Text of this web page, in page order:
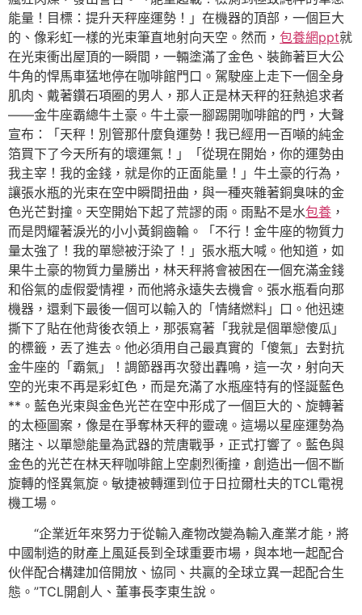
能量！目標：提升天秤座運勢！」在機器的頂部，一個巨大
的、像彩虹一樣的光束筆直地射向天空。然而， 包養網ppt就
在光束衝出屋頂的一瞬間，一輛塗滿了金色、裝飾著巨大公
牛角的悍馬車猛地停在咖啡館門口。駕駛座上走下一個全身
肌肉、戴著鑽石項圈的男人，那人正是林天秤的狂熱追求者
——金牛座霸總牛土豪。牛土豪一腳踢開咖啡館的門，大聲
宣布：「天秤！別管那什麼負運勢！我已經用一百噸的純金
箔買下了今天所有的壞運氣！」「從現在開始，你的運勢由
我主宰！我的金錢，就是你的正面能量！」牛土豪的行為，
讓張水瓶的光束在空中瞬間扭曲，與一種夾雜著銅臭味的金
色光芒對撞。天空開始下起了荒謬的雨。雨點不是水包養 ，
而是閃耀著淚光的小小黃銅齒輪。「不行！金牛座的物質力
量太強了！我的單戀被汙染了！」張水瓶大喊。他知道，如
果牛土豪的物質力量勝出，林天秤將會被困在一個充滿金錢
和俗氣的虛假愛情裡，而他將永遠失去機會。張水瓶看向那
機器，還剩下最後一個可以輸入的「情緒燃料」口。他迅速
撕下了貼在他背後衣領上，那張寫著「我就是個單戀傻瓜」
的標籤，丟了進去。他必須用自己最真實的「傻氣」去對抗
金牛座的「霸氣」！調節器再次發出轟鳴，這一次，射向天
空的光束不再是彩虹色，而是充滿了水瓶座特有的怪誕藍色
**。藍色光束與金色光芒在空中形成了一個巨大的、旋轉著
的太極圖案，像是在爭奪林天秤的靈魂。這場以星座運勢為
賭注、以單戀能量為武器的荒唐戰爭，正式打響了。藍色與
金色的光芒在林天秤咖啡館上空劇烈衝撞，創造出一個不斷
旋轉的怪異氣旋。敏捷被轉運到位于日拉爾杜夫的TCL電視
機工場。
“企業近年來努力于從輸入產物改變為輸入產業才能，將
中國制造的財產上風延長到全球重要市場，與本地一起配合
伙伴配合構建加倍開放、協同、共贏的全球立異一起配合生
態。”TCL開創人、董事長李東生說。